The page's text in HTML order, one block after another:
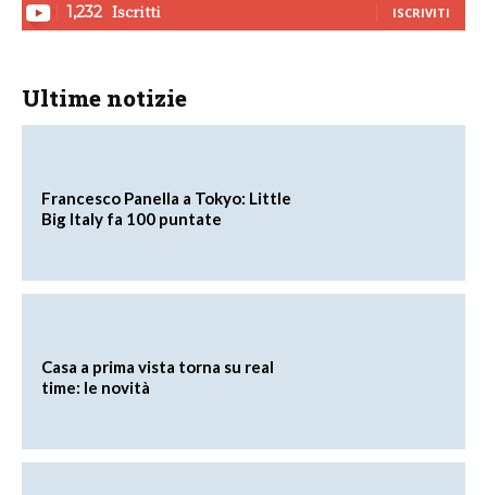
1,232 Iscritti ISCRIVITI
Ultime notizie
Francesco Panella a Tokyo: Little
Big Italy fa 100 puntate
Casa a prima vista torna su real
time: le novità